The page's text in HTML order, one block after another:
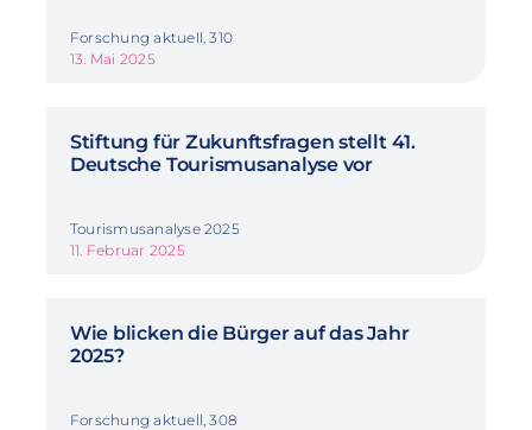
Forschung aktuell, 310
13. Mai 2025
Stiftung für Zukunftsfragen stellt 41.
Deutsche Tourismusanalyse vor
Tourismusanalyse 2025
11. Februar 2025
Wie blicken die Bürger auf das Jahr
2025?
Forschung aktuell, 308